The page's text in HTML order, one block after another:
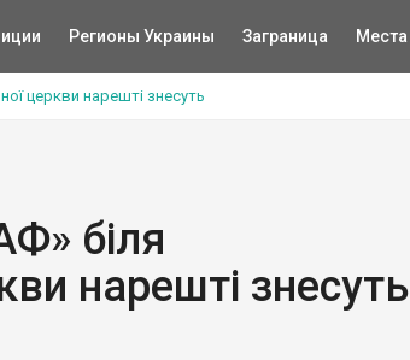
Регионы Украины Заграница Места
церкви нарешті знесуть
біля
нарешті знесуть